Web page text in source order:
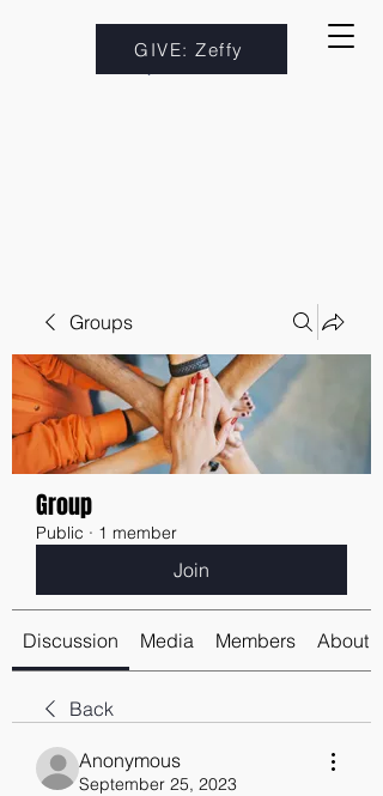
GIVE: Zeffy
Groups
Group
Public · 1 member
Join
Discussion Media Members About
Back
Anonymous
September 25, 2023